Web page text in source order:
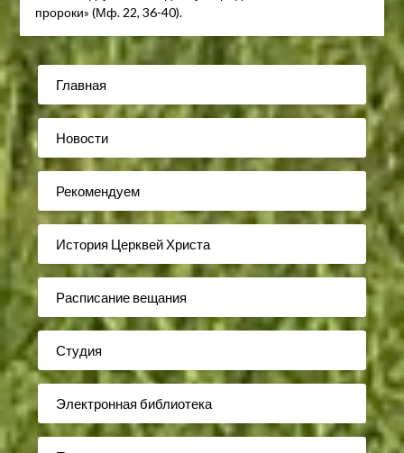
пророки» (Мф. 22, 36-40).
Главная
Новости
Рекомендуем
История Церквей Христа
Расписание вещания
Студия
Электронная библиотека